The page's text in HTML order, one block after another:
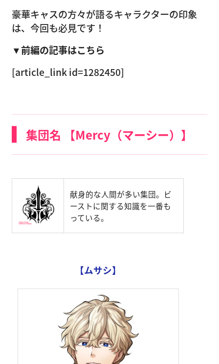
豪華キャスの方々が語るキャラクターの印象
は、今回も必見です！
▼前編の記事はこちら
[article_link id=1282450]
集団名 【Mercy（マーシー）】
献身的な人間が多い集団。ビ
ーストに関する知識を一番も
っている。
【ムサシ】